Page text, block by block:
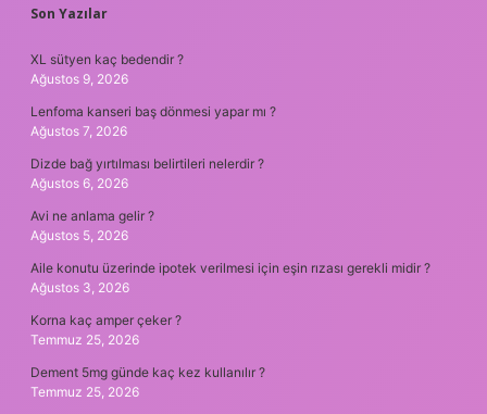
SIDEBAR
Son Yazılar
XL sütyen kaç bedendir ?
Ağustos 9, 2026
Lenfoma kanseri baş dönmesi yapar mı ?
Ağustos 7, 2026
Dizde bağ yırtılması belirtileri nelerdir ?
Ağustos 6, 2026
Avi ne anlama gelir ?
Ağustos 5, 2026
Aile konutu üzerinde ipotek verilmesi için eşin rızası gerekli midir ?
Ağustos 3, 2026
Korna kaç amper çeker ?
Temmuz 25, 2026
Dement 5mg günde kaç kez kullanılır ?
Temmuz 25, 2026